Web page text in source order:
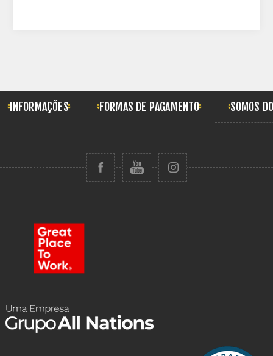
INFORMAÇÕES FORMAS DE PAGAMENTO SOMOS